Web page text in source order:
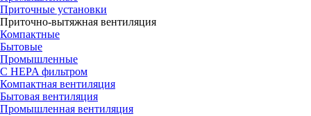
Приточные установки
Приточно-вытяжная вентиляция
Компактные
Бытовые
Промышленные
С HEPA фильтром
Компактная вентиляция
Бытовая вентиляция
Промышленная вентиляция